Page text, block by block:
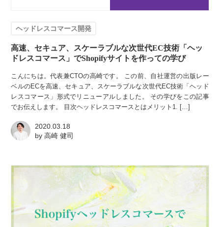
ヘッドレスコマース開発
高速、セキュア、スケーラブルな次世代EC技術「ヘッ
ドレスコマース」でShopifyサイトを作っての学び
こんにちは。代表兼CTOの高崎です。 この前、自社運営の出版レー
ベルのECを高速、セキュア、スケーラブルな次世代EC技術「ヘッド
レスコマース」形式でリニューアルしました。 その学びをこの記事
でお伝えします。 目次ヘッドレスコマースとはメリット1. […]
2020.03.18
by高崎 健司